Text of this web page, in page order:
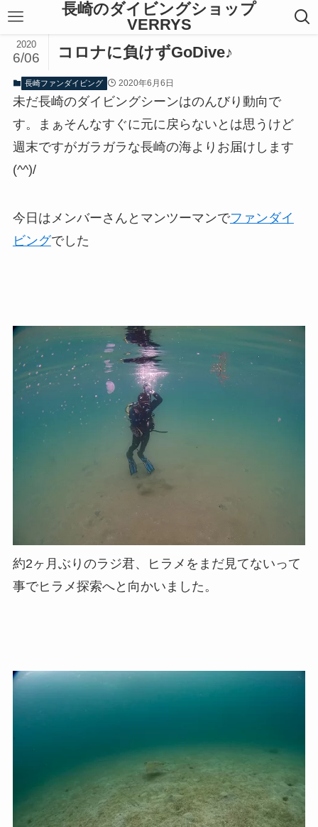
長崎のダイビングショップ
VERRYS
コロナに負けずGoDive♪
2020
6/06
長崎ファンダイビング 2020年6月6日
未だ長崎のダイビングシーンはのんびり動向で
す。まぁそんなすぐに元に戻らないとは思うけど
週末ですがガラガラな長崎の海よりお届けします
(^^)/
今日はメンバーさんとマンツーマンでファンダイ
ビングでした
約2ヶ月ぶりのラジ君、ヒラメをまだ見てないって
事でヒラメ探索へと向かいました。